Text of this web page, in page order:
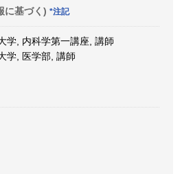
に基づく) *注記
学, 内科学第一講座, 講師
学, 医学部, 講師